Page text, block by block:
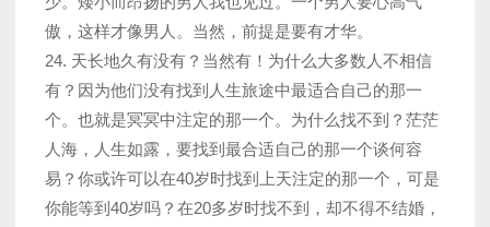
傲，这样才像男人。当然，前提是要有才华。
24. 天长地久有没有？当然有！为什么大多数人不相信
有？因为他们没有找到人生旅途中最适合自己的那一
个。也就是冥冥中注定的那一个。为什么找不到？茫茫
人海，人生如露，要找到最合适自己的那一个谈何容
易？你或许可以在40岁时找到上天注定的那一个，可是
你能等到40岁吗？在20多岁时找不到，却不得不结婚，